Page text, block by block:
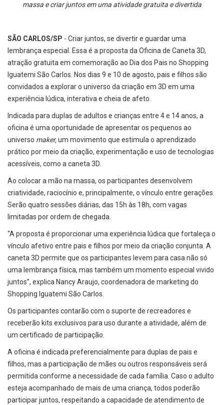
massa e criar juntos em uma atividade gratuita e divertida
SÃO CARLOS/SP - Criar juntos, se divertir e guardar uma
lembrança especial. Essa é a proposta da Oficina de Caneta 3D,
atração gratuita em comemoração ao Dia dos Pais no Shopping
Iguatemi São Carlos. Nos dias 9 e 10 de agosto, pais e filhos são
convidados a explorar o universo da criação em 3D em uma
experiência lúdica, interativa e cheia de afeto.
Indicada para duplas de adultos e crianças entre 4 e 14 anos, a
oficina é uma oportunidade de apresentar os pequenos ao
universo maker,um movimento que estimula o aprendizado
prático por meio da criação, experimentação e uso de tecnologias
acessíveis, como a caneta 3D.
Ao colocar a mão na massa, os participantes desenvolvem
criatividade, raciocínio e, principalmente, o vínculo entre gerações.
Serão quatro sessões diárias, das 15h às 18h, com vagas
limitadas por ordem de chegada.
“A proposta é proporcionar uma experiência lúdica que fortaleça o
vínculo afetivo entre pais e filhos por meio da criação conjunta. A
caneta 3D permite que os participantes levem para casa não só
uma lembrança física, mas também um momento especial vivido
juntos”, explica Nancy Araujo, coordenadora de marketing do
Shopping Iguatemi São Carlos.
Os participantes contarão com o suporte de recreadores e
receberão kits exclusivos para uso durante a atividade, além de
um certificado de participação.
A oficina é indicada preferencialmente para duplas de pais e
filhos, mas a participação de mães ou outros responsáveis será
permitida conforme a necessidade de cada família. Caso o adulto
esteja acompanhado de mais de uma criança, todos poderão
participar juntos, respeitando a capacidade de atendimento de